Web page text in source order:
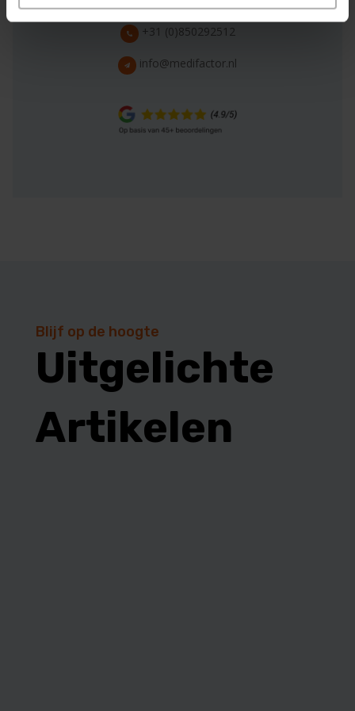
+31 (0)850292512
info@medifactor.nl
Blijf op de hoogte
Uitgelichte
Artikelen